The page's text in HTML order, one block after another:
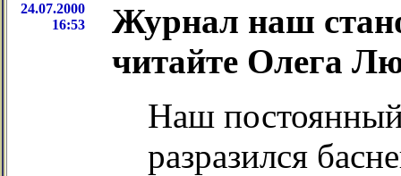
24.07.2000
16:53
Журнал наш
читайте Олега
Наш
разразился